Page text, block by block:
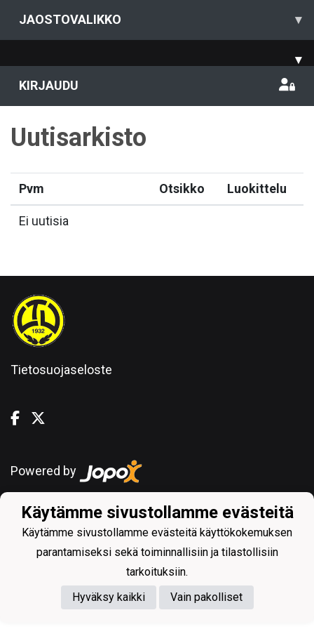
JAOSTOVALIKKO ▾
▾
KIRJAUDU
Uutisarkisto
Pvm Otsikko Luokittelu
Ei uutisia
Tietosuojaseloste
Powered by
Käytämme sivustollamme evästeitä
Käytämme sivustollamme evästeitä käyttökokemuksen
parantamiseksi sekä toiminnallisiin ja tilastollisiin
tarkoituksiin.
Hyväksy kaikki
Vain pakolliset